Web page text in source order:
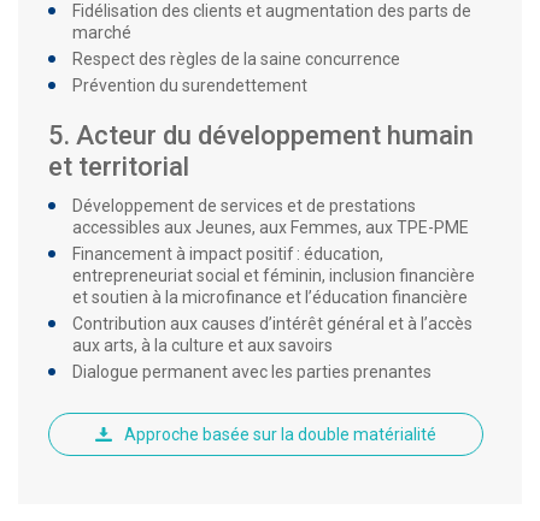
Fidélisation des clients et augmentation des parts de
marché
Respect des règles de la saine concurrence
Prévention du surendettement
5. Acteur du développement humain
et territorial
Développement de services et de prestations
accessibles aux Jeunes, aux Femmes, aux TPE-PME
Financement à impact positif : éducation,
entrepreneuriat social et féminin, inclusion financière
et soutien à la microfinance et l’éducation financière
Contribution aux causes d’intérêt général et à l’accès
aux arts, à la culture et aux savoirs
Dialogue permanent avec les parties prenantes
Approche basée sur la double matérialité